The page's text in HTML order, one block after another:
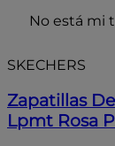
No está mi
SKECHERS
Zapatillas
Lpmt Rosa